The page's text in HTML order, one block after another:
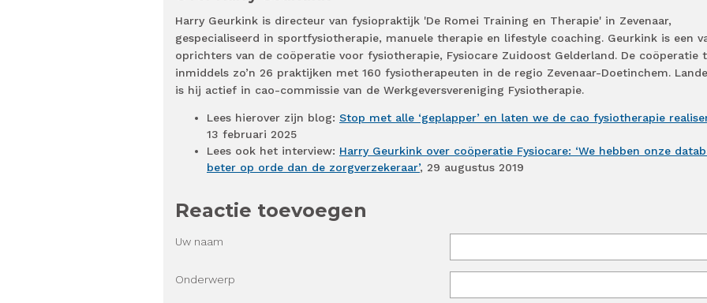
Harry Geurkink is directeur van fysiopraktijk 'De Romei Training en Therapie' in Zevenaar,
gespecialiseerd in sportfysiotherapie, manuele therapie en lifestyle coaching. Geurkink is een
oprichters van de coöperatie voor fysiotherapie, Fysiocare Zuidoost Gelderland. De coöperatie
inmiddels zo’n 26 praktijken met 160 fysiotherapeuten in de regio Zevenaar-Doetinchem.
is hij actief in cao-commissie van de Werkgeversvereniging Fysiotherapie.
Lees hierover zijn blog: Stop met alle ‘geplapper’ en laten we de cao fysiotherapie
13 februari 2025
Lees ook het interview: Harry Geurkink over coöperatie Fysiocare: ‘We hebben onze
beter op orde dan de zorgverzekeraar’, 29 augustus 2019
Reactie toevoegen
Uw naam
Onderwerp